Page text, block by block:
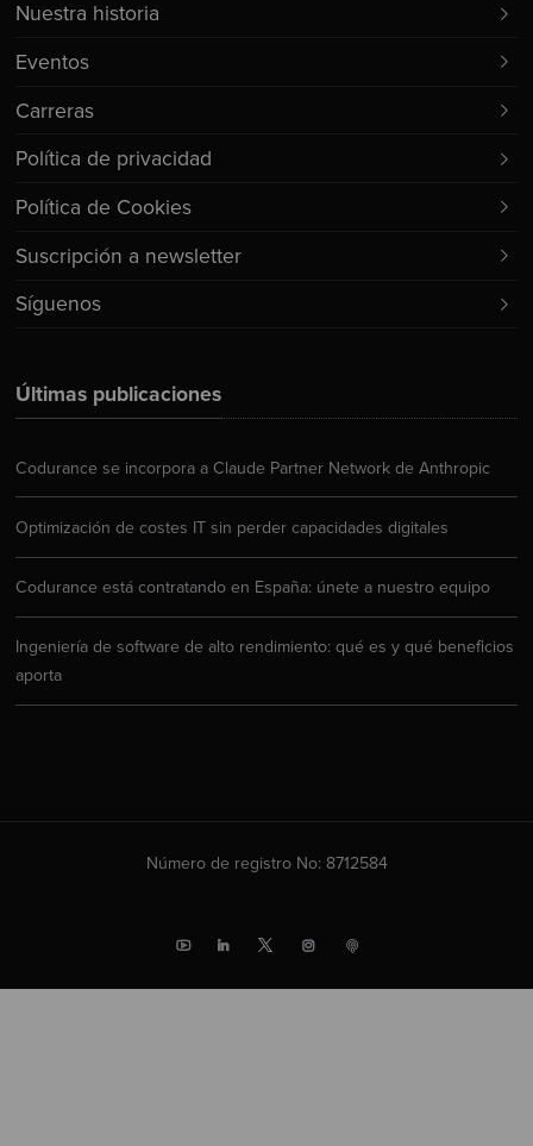
Últimas publicaciones
Codurance se incorpora a Claude Partner Network de Anthropic
Optimización de costes IT sin perder capacidades digitales
Codurance está contratando en España: únete a nuestro equipo
Ingeniería de software de alto rendimiento: qué es y qué beneficios
aporta
Nuestra historia
Eventos
Carreras
Política de privacidad
Política de Cookies
Suscripción a newsletter
Síguenos
Número de registro No: 8712584